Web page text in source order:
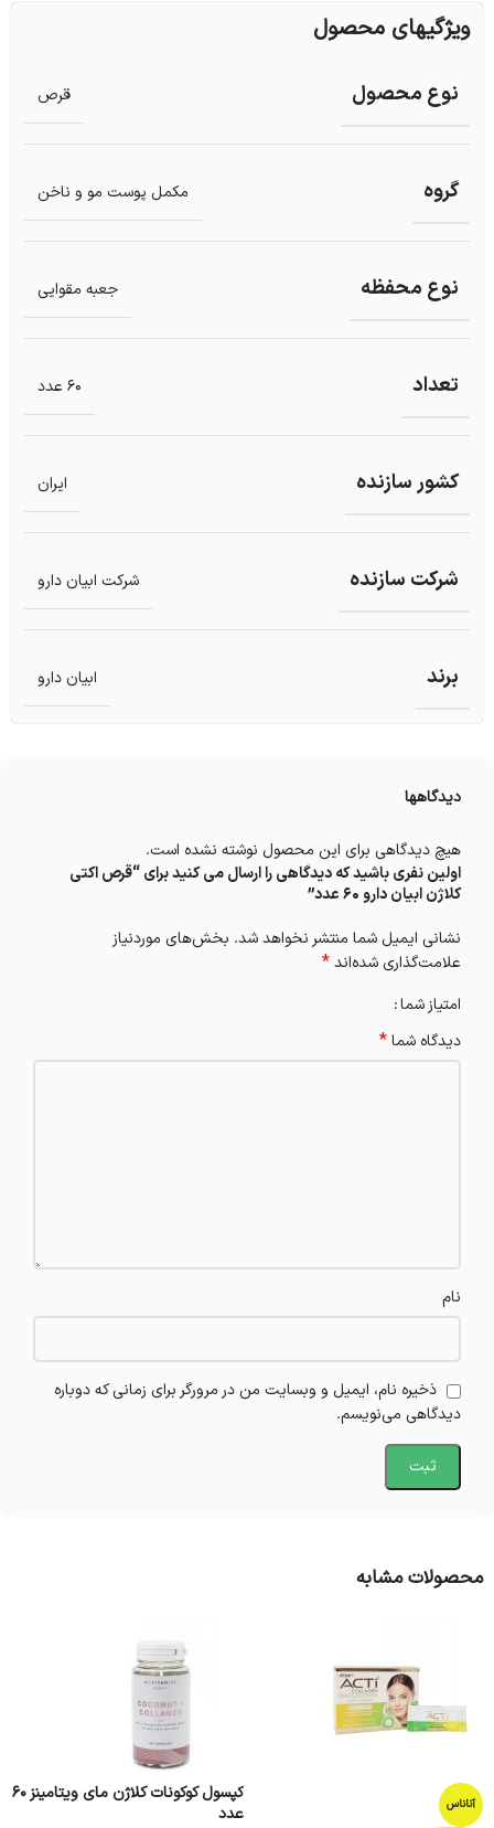
ویژگیهای محصول
نوع محصول قرص
گروه مکمل پوست مو و ناخن
نوع محفظه جعبه مقوایی
تعداد 60 عدد
کشور سازنده ایران
شرکت سازنده شرکت ابیان دارو
برند ابیان دارو
دیدگاهها
هیچ دیدگاهی برای این محصول نوشته نشده است.
اولین نفری باشید که دیدگاهی را ارسال می کنید برای “قرص اکتی
کلاژن ابیان دارو 60 عدد”
نشانی ایمیل شما منتشر نخواهد شد. بخش‌های موردنیاز
علامت‌گذاری شده‌اند*
امتیاز شما
دیدگاه شما*
نام
ذخیره نام، ایمیل و وبسایت من در مرورگر برای زمانی که دوباره
دیدگاهی می‌نویسم.
محصولات مشابه
آناناس
کپسول کوکونات کلاژن مای ویتامینز 60
عدد